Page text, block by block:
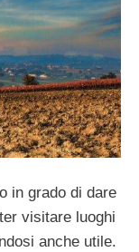
in grado di dare
visitare luoghi
anche utile.